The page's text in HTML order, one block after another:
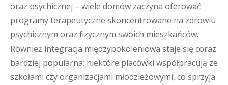
oraz psychicznej – wiele domów zaczyna oferować
programy terapeutyczne skoncentrowane na zdrowiu
psychicznym oraz fizycznym swoich mieszkańców.
Również integracja międzypokoleniowa staje się coraz
bardziej popularna; niektóre placówki współpracują ze
szkołami czy organizacjami młodzieżowymi, co sprzyja